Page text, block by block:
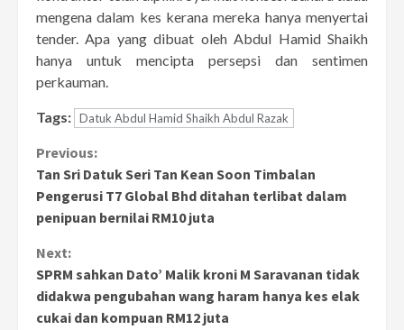
mengena dalam kes kerana mereka hanya menyertai
tender. Apa yang dibuat oleh Abdul Hamid Shaikh
hanya untuk mencipta persepsi dan sentimen
perkauman.
Tags: Datuk Abdul Hamid Shaikh Abdul Razak
Continue
Reading
Previous:
Tan Sri Datuk Seri Tan Kean Soon Timbalan
Pengerusi T7 Global Bhd ditahan terlibat dalam
penipuan bernilai RM10 juta
Next:
SPRM sahkan Dato’ Malik kroni M Saravanan tidak
didakwa pengubahan wang haram hanya kes elak
cukai dan kompuan RM12 juta